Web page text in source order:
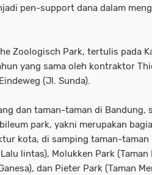
pen-support dana dalam
Zoologisch Park, tertulis pada
yang sama oleh kontraktor
(Jl. Sunda).
dan taman-taman di Bandung,
park, yakni merupakan
kota, di samping taman-taman
lintas), Molukken Park (Taman
dan Pieter Park (Taman